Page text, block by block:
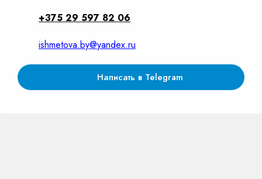
+375 29 597 82 06
ishmetova.by@yandex.ru
Написать в Telegram